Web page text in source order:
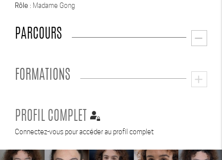
Rôle : Madame Gong
PARCOURS remove
FORMATIONS add
PROFIL COMPLET
Connectez-vous pour accéder au profil complet